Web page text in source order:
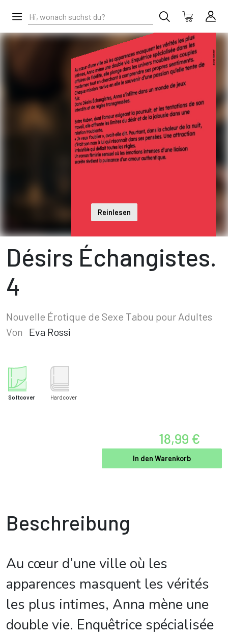
Reinlesen
Désirs Échangistes.
4
Nouvelle Érotique de Sexe Tabou pour Adultes
Von
Eva Rossi
Softcover Hardcover
18,99 €
In den Warenkorb
Beschreibung
Au cœur d’une ville où les
apparences masquent les vérités
les plus intimes, Anna mène une
double vie. Enquêtrice spécialisée